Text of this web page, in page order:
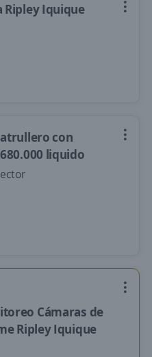
Ripley Iquique
con
liquido
Cámaras de
Ripley Iquique